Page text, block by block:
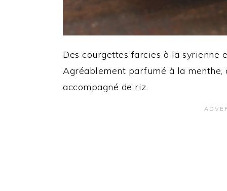
Des courgettes farcies à la syrienne
Agréablement parfumé à la menthe,
accompagné de riz.